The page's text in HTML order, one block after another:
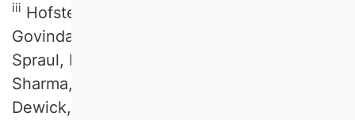
iii Hofstetter, J. S., Marchi, V. D., Sarkis, J.,
Govindan, K., Klassen, R., Ometto, A. R.,
Spraul, K. S., Bocken, N., Ashton, W. S.,
Sharma, S., Jaeger-Erben, M., Jensen, C.,
Dewick, P., Schröder, P., Sinkovics, N.,